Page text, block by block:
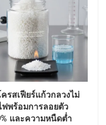
รสเฟียร์แก้วกลวงไม่
ฟพร้อมการลอยตัว
และความหนืดต่ำ